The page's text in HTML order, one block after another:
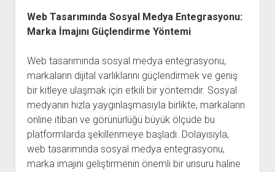
Web Tasarımında Sosyal Medya Entegrasyonu:
Marka İmajını Güçlendirme Yöntemi
Web tasarımında sosyal medya entegrasyonu,
markaların dijital varlıklarını güçlendirmek ve geniş
bir kitleye ulaşmak için etkili bir yöntemdir. Sosyal
medyanın hızla yaygınlaşmasıyla birlikte, markaların
online itibarı ve görünürlüğü büyük ölçüde bu
platformlarda şekillenmeye başladı. Dolayısıyla,
web tasarımında sosyal medya entegrasyonu,
marka imajını geliştirmenin önemli bir unsuru haline